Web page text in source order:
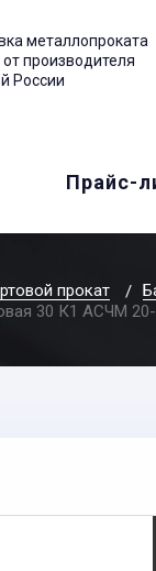
металлопроката
от производителя
России
Прайс-
прокат
30 К1 АСЧМ